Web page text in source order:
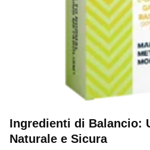
Ingredienti di Balancio:
Naturale e Sicura